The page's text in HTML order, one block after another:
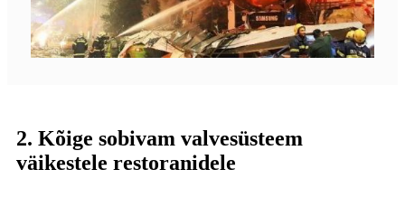
2. Kõige sobivam valvesüsteem
väikestele restoranidele